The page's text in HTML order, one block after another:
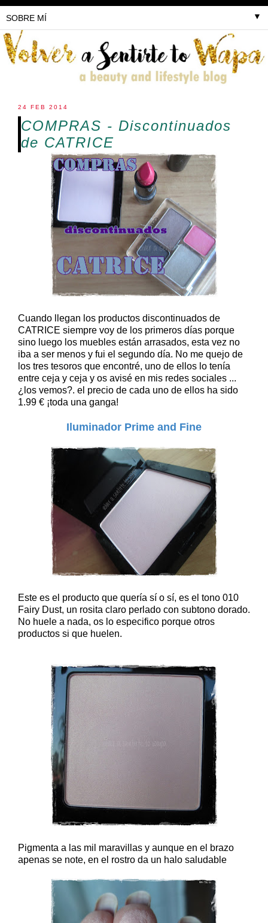
▼
24 FEB 2014
COMPRAS - Discontinuados
de CATRICE
Cuando llegan los productos discontinuados de
CATRICE siempre voy de los primeros días porque
sino luego los muebles están arrasados, esta vez no
iba a ser menos y fui el segundo día. No me quejo de
los tres tesoros que encontré, uno de ellos lo tenía
entre ceja y ceja y os avisé en mis redes sociales ...
¿los vemos?. el precio de cada uno de ellos ha sido
1.99 € ¡toda una ganga!
Iluminador Prime and Fine
Este es el producto que quería sí o sí, es el tono 010
Fairy Dust, un rosita claro perlado con subtono dorado.
No huele a nada, os lo especifico porque otros
productos si que huelen.
Pigmenta a las mil maravillas y aunque en el brazo
apenas se note, en el rostro da un halo saludable